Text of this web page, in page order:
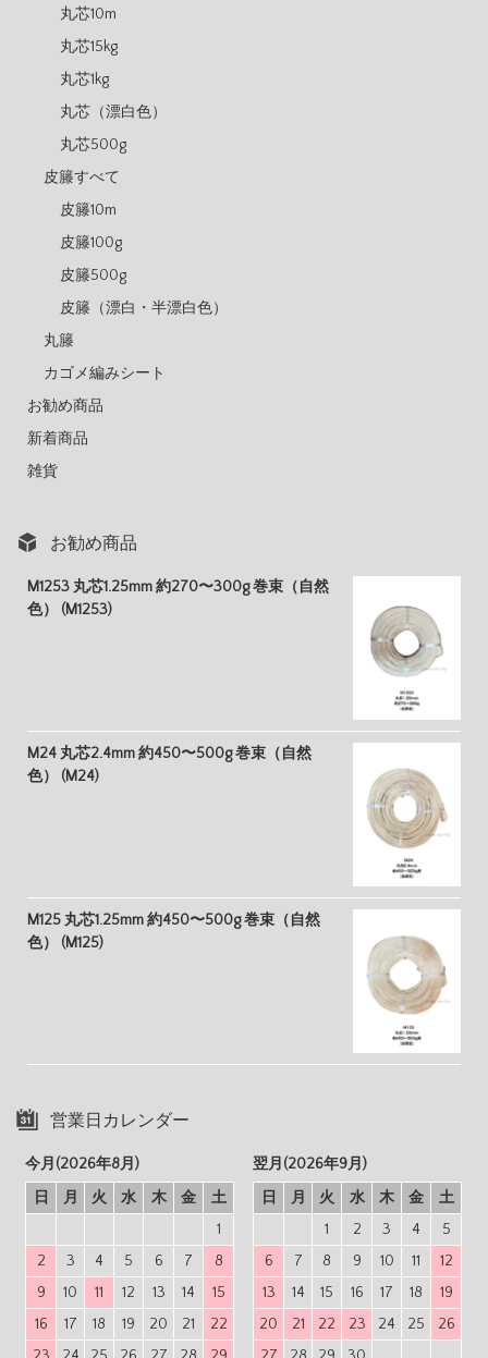
丸芯10m
丸芯15kg
丸芯1kg
丸芯（漂白色）
丸芯500g
皮籐すべて
皮籐10m
皮籐100g
皮籐500g
皮籐（漂白・半漂白色）
丸籐
カゴメ編みシート
お勧め商品
新着商品
雑貨
お勧め商品
M1253 丸芯1.25mm 約270〜300g 巻束（自然
色） (M1253)
M24 丸芯2.4mm 約450〜500g 巻束（自然
色） (M24)
M125 丸芯1.25mm 約450〜500g 巻束（自然
色） (M125)
営業日カレンダー
今月(2026年8月)
日
月 火 水 木 金
土
1
2
3 4 5 6 7
8
9
10 11 12 13 14
15
16
17 18 19 20 21
22
翌月(2026年9月)
日
月 火 水 木 金
土
1
2 3 4
5
6
7 8 9 10 11
12
13
14 15 16 17 18
19
20
21 22 23 24 25
26